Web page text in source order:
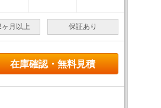
月以上 保証あり
在庫確認・無料見積